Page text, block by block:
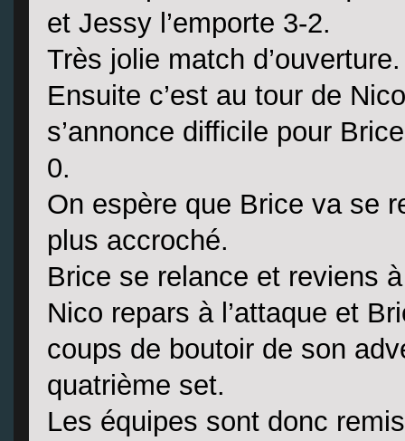
et Jessy l’emporte 3-2.
Très jolie match d’ouverture.
Ensuite c’est au tour de
s’annonce difficile pour
0.
On espère que Brice va se
plus accroché.
Brice se relance et reviens
Nico repars à l’attaque et
coups de boutoir de son
quatrième set.
Les équipes sont donc